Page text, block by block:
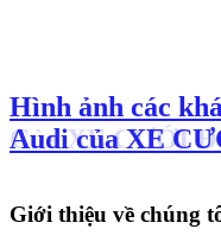
Hình ảnh các
Của XE CƯỚI
Giới thiệu về chúng